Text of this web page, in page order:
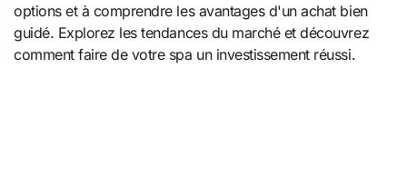
options et à comprendre les avantages d'un achat bien
guidé. Explorez les tendances du marché et découvrez
comment faire de votre spa un investissement réussi.